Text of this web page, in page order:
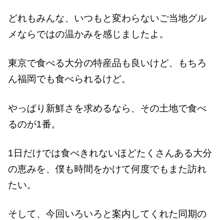
どれもみんな、いつもと変わらないご当地グル
メならではの温かみを感じましたよ。
東京で食べる大分の特産品も良いけど、もちろ
ん福岡でも食べられるけど。
やっぱり新鮮さを求めるなら、その土地で食べ
るのが1番。
1日だけでは食べきれないほどたくさんある大分
の恵みを、僕も時間をかけて何度でもまた訪れ
たい。
そして、今回いろいろと案内してくれた同期の